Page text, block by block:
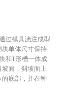
过模具浇注成型
单体尺寸保持
和T形槽一体成
面，斜坡面上
底部，并在种